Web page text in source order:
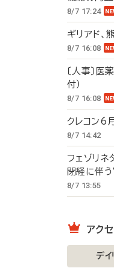
8/7 17:24
ギリアド
8/7 16:08
〔人事〕
付）
8/7 16:08
クレコン
8/7 14:42
フェゾリネ
閉経に伴
8/7 13:55
アク
デイ